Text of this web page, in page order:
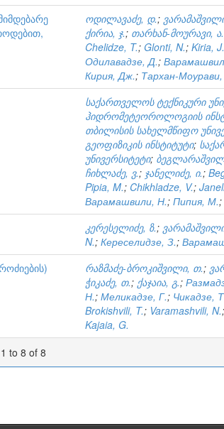
ოდილავაძე, დ.;
ქირია, ჯ.; თარხან-მოურავი, ა.
Chelidze, T.; Glonti, N.; Kiria, J.
Одилавадзе, Д.;
Кирия, Дж.; Тархан-
საქართველოს ტექნიკური
ჰიდრომეტეოროლოგიის
თბილისის სახელმწიფო
გეოფიზიკის ინსტიტუტი;
უნივერსიტეტი;
ჩიხლაძე, ვ.; ჯანელიძე, ი.;
Pipia, M.; Chikhladze, V.;
Варамашвили, Н.; Пипия, М.;
კერესელიძე, ზ.;
N.; Кереселидзе, З.;
რაზმაძე-ბროკიშვილი, თ.;
ჭიკაძე, თ.; ქაჯაია, გ.;
Н.; Меликадзе, Г.; Чикадзе,
Brokishvili, T.; Varamashvili, N.;
Kajaia, G.
to 8 of 8